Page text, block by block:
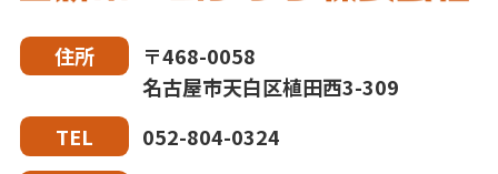
住所
〒468-0058
名古屋市天白区植田西3-309
TEL
052-804-0324